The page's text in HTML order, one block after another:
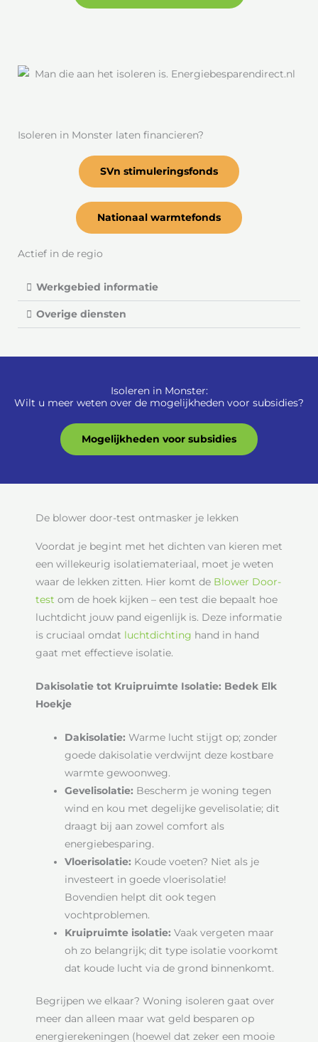
Isoleren in Monster laten financieren?
SVn stimuleringsfonds
Nationaal warmtefonds
Actief in de regio
Werkgebied informatie
Overige diensten
Isoleren in Monster:
Wilt u meer weten over de mogelijkheden voor subsidies?
Mogelijkheden voor subsidies
De blower door-test ontmasker je lekken
Voordat je begint met het dichten van kieren met
een willekeurig isolatiemateriaal, moet je weten
waar de lekken zitten. Hier komt de Blower Door-
test om de hoek kijken – een test die bepaalt hoe
luchtdicht jouw pand eigenlijk is. Deze informatie
is cruciaal omdat luchtdichting hand in hand
gaat met effectieve isolatie.
Dakisolatie tot Kruipruimte Isolatie: Bedek Elk
Hoekje
Dakisolatie: Warme lucht stijgt op; zonder
goede dakisolatie verdwijnt deze kostbare
warmte gewoonweg.
Gevelisolatie: Bescherm je woning tegen
wind en kou met degelijke gevelisolatie; dit
draagt bij aan zowel comfort als
energiebesparing.
Vloerisolatie: Koude voeten? Niet als je
investeert in goede vloerisolatie!
Bovendien helpt dit ook tegen
vochtproblemen.
Kruipruimte isolatie: Vaak vergeten maar
oh zo belangrijk; dit type isolatie voorkomt
dat koude lucht via de grond binnenkomt.
Begrijpen we elkaar? Woning isoleren gaat over
meer dan alleen maar wat geld besparen op
energierekeningen (hoewel dat zeker een mooie